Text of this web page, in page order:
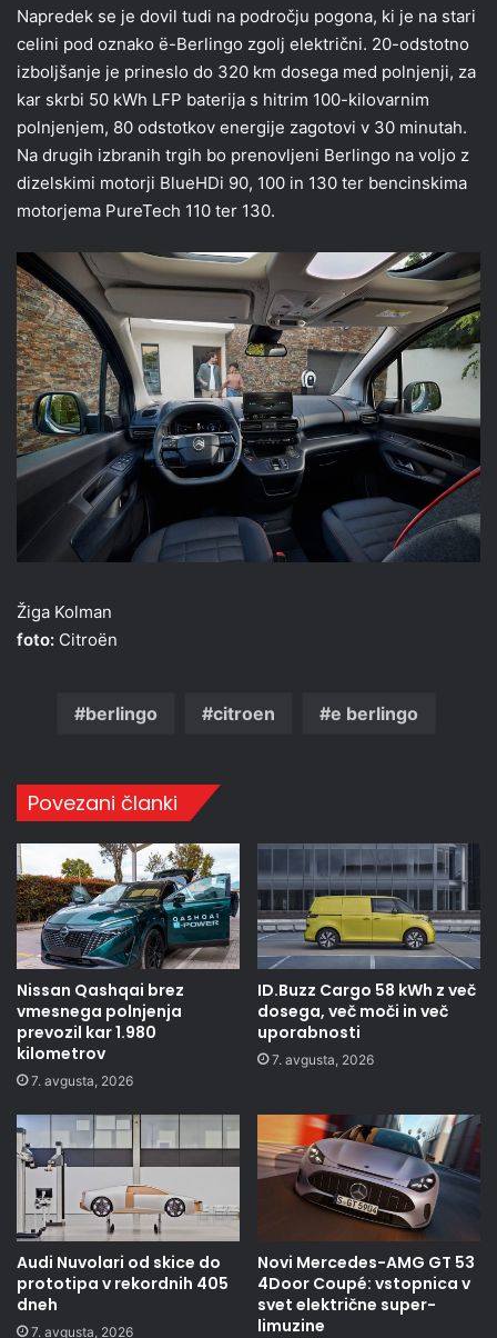
Napredek se je dovil tudi na področju pogona, ki je na stari
celini pod oznako ë-Berlingo zgolj električni. 20-odstotno
izboljšanje je prineslo do 320 km dosega med polnjenji, za
kar skrbi 50 kWh LFP baterija s hitrim 100-kilovarnim
polnjenjem, 80 odstotkov energije zagotovi v 30 minutah.
Na drugih izbranih trgih bo prenovljeni Berlingo na voljo z
dizelskimi motorji BlueHDi 90, 100 in 130 ter bencinskima
motorjema PureTech 110 ter 130.
Žiga Kolman
foto: Citroën
berlingo citroen e berlingo
Povezani članki
Nissan Qashqai brez
vmesnega polnjenja
prevozil kar 1.980
kilometrov
7. avgusta, 2026
ID.Buzz Cargo 58 kWh z več
dosega, več moči in več
uporabnosti
7. avgusta, 2026
Audi Nuvolari od skice do
prototipa v rekordnih 405
dneh
7. avgusta, 2026
Novi Mercedes-AMG GT 53
4Door Coupé: vstopnica v
svet električne super-
limuzine